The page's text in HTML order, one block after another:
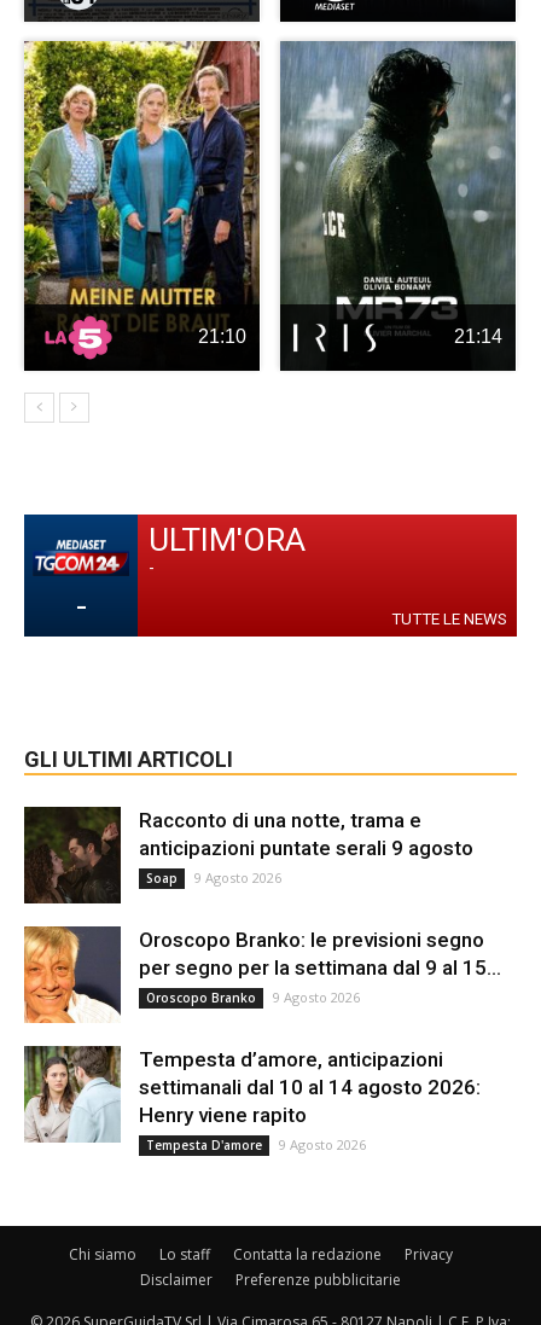
21:10 21:14
-
ULTIM'ORA
-
TUTTE LE NEWS
GLI ULTIMI ARTICOLI
Racconto di una notte, trama e
anticipazioni puntate serali 9 agosto
Soap 9 Agosto 2026
Oroscopo Branko: le previsioni segno
per segno per la settimana dal 9 al 15...
Oroscopo Branko 9 Agosto 2026
Tempesta d’amore, anticipazioni
settimanali dal 10 al 14 agosto 2026:
Henry viene rapito
Tempesta D'amore 9 Agosto 2026
Chi siamo Lo staff Contatta la redazione
Privacy
Disclaimer
Preferenze pubblicitarie